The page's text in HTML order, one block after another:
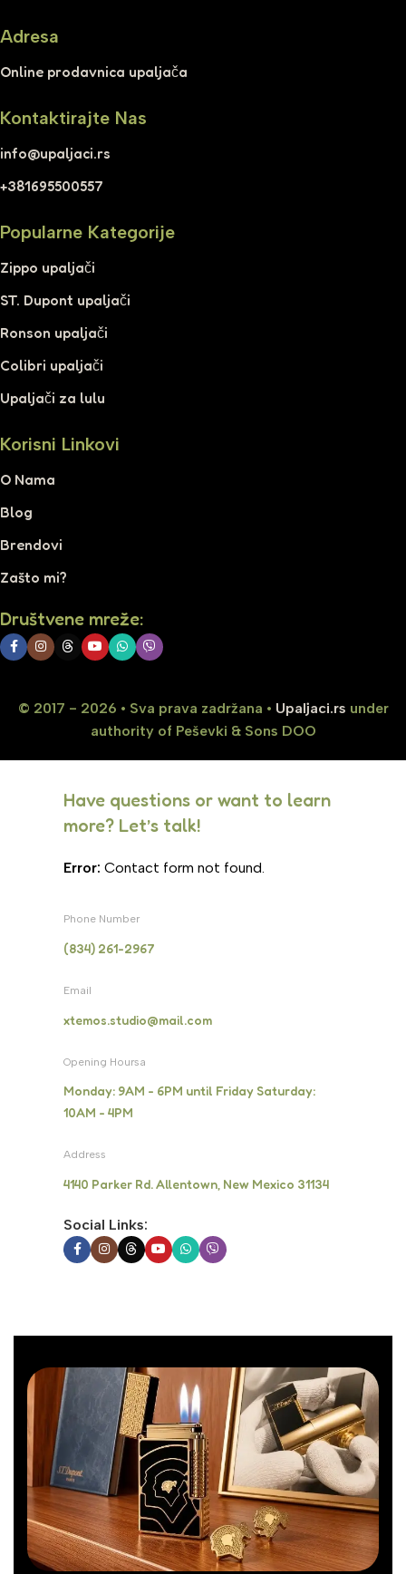
Adresa
Online prodavnica upaljača
Kontaktirajte Nas
info@upaljaci.rs
+381695500557
Popularne Kategorije
Zippo upaljači
ST. Dupont upaljači
Ronson upaljači
Colibri upaljači
Upaljači za lulu
Korisni Linkovi
O Nama
Blog
Brendovi
Zašto mi?
Društvene mreže:
© 2017 - 2026 • Sva prava zadržana • Upaljaci.rs under
authority of Peševki & Sons DOO
Have questions or want to learn
more? Let’s talk!
Error: Contact form not found.
Phone Number
(834) 261-2967
Email
xtemos.studio@mail.com
Opening Hoursa
Monday: 9AM - 6PM until Friday Saturday:
10AM - 4PM
Address
4140 Parker Rd. Allentown, New Mexico 31134
Social Links: